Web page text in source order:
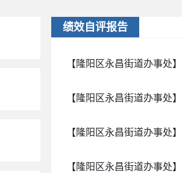
绩效自评报告
【隆阳区永昌街道办事处】
【隆阳区永昌街道办事处】
【隆阳区永昌街道办事处】
【隆阳区永昌街道办事处】